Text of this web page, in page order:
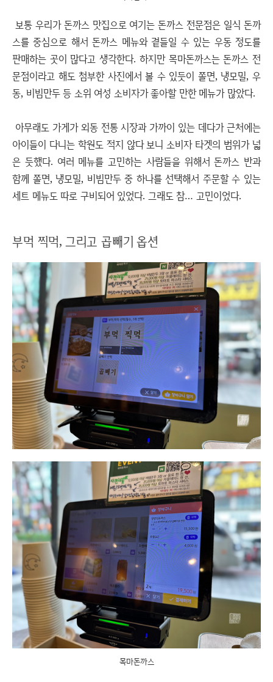
보통 우리가 돈까스 맛집으로 여기는 돈까스 전문점은 일식 돈까
스를 중심으로 해서 돈까스 메뉴와 곁들일 수 있는 우동 정도를
판매하는 곳이 많다고 생각한다. 하지만 목마돈까스는 돈까스 전
문점이라고 해도 첨부한 사진에서 볼 수 있듯이 쫄면, 냉모밀, 우
동, 비빔만두 등 소위 여성 소비자가 좋아할 만한 메뉴가 많았다.
아무래도 가게가 외동 전통 시장과 가까이 있는 데다가 근처에는
아이들이 다니는 학원도 적지 않다 보니 소비자 타겟의 범위가 넓
은 듯했다. 여러 메뉴를 고민하는 사람들을 위해서 돈까스 반과
함께 쫄면, 냉모밀, 비빔만두 중 하나를 선택해서 주문할 수 있는
세트 메뉴도 따로 구비되어 있었다. 그래도 참… 고민이었다.
부먹 찍먹, 그리고 곱빼기 옵션
목마돈까스